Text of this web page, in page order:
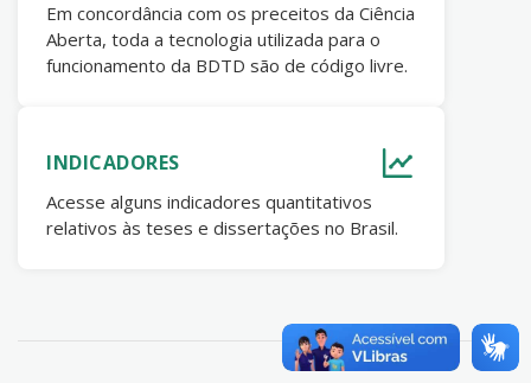
Em concordância com os preceitos da Ciência
Aberta, toda a tecnologia utilizada para o
funcionamento da BDTD são de código livre.
INDICADORES
Acesse alguns indicadores quantitativos
relativos às teses e dissertações no Brasil.